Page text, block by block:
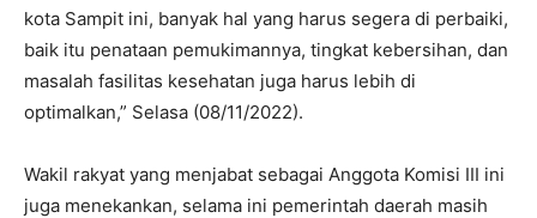
kota Sampit ini, banyak hal yang harus segera di perbaiki,
baik itu penataan pemukimannya, tingkat kebersihan, dan
masalah fasilitas kesehatan juga harus lebih di
optimalkan,” Selasa (08/11/2022).
Wakil rakyat yang menjabat sebagai Anggota Komisi III ini
juga menekankan, selama ini pemerintah daerah masih